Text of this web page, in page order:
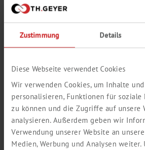
Zustimmung Details
Diese Webseite verwendet Cookies
Wir verwenden Cookies, um Inhalte
personalisieren, Funktionen für
zu können und die Zugriffe auf unsere
analysieren. Außerdem geben wir
Verwendung unserer Website an
Medien, Werbung und Analysen weiter.
GRZANIE,